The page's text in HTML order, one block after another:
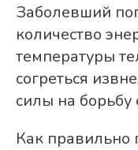
Заболевший
количество
температуры
согреться
силы на
Как правильно